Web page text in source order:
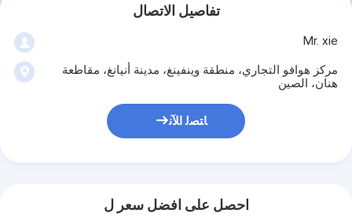
تفاصيل الاتصال
Mr. xie
مركز هوافو التجاري، منطقة وينفينغ، مدينة أنيانغ، مقاطعة
هنان، الصين
ﺎﺘﺼﻟ ﺍﻶﻧ
احصل على افضل سعر ل